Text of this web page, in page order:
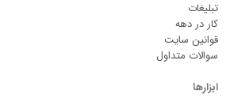
تبلیغات
کار در دهه
قوانین سایت
سوالات متداول
ابزارها